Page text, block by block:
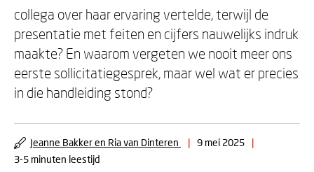
collega over haar ervaring vertelde, terwijl de
presentatie met feiten en cijfers nauwelijks indruk
maakte? En waarom vergeten we nooit meer ons
eerste sollicitatiegesprek, maar wel wat er precies
in die handleiding stond?
Jeanne Bakker en Ria van Dinteren | 9 mei 2025
|
3-5 minuten leestijd